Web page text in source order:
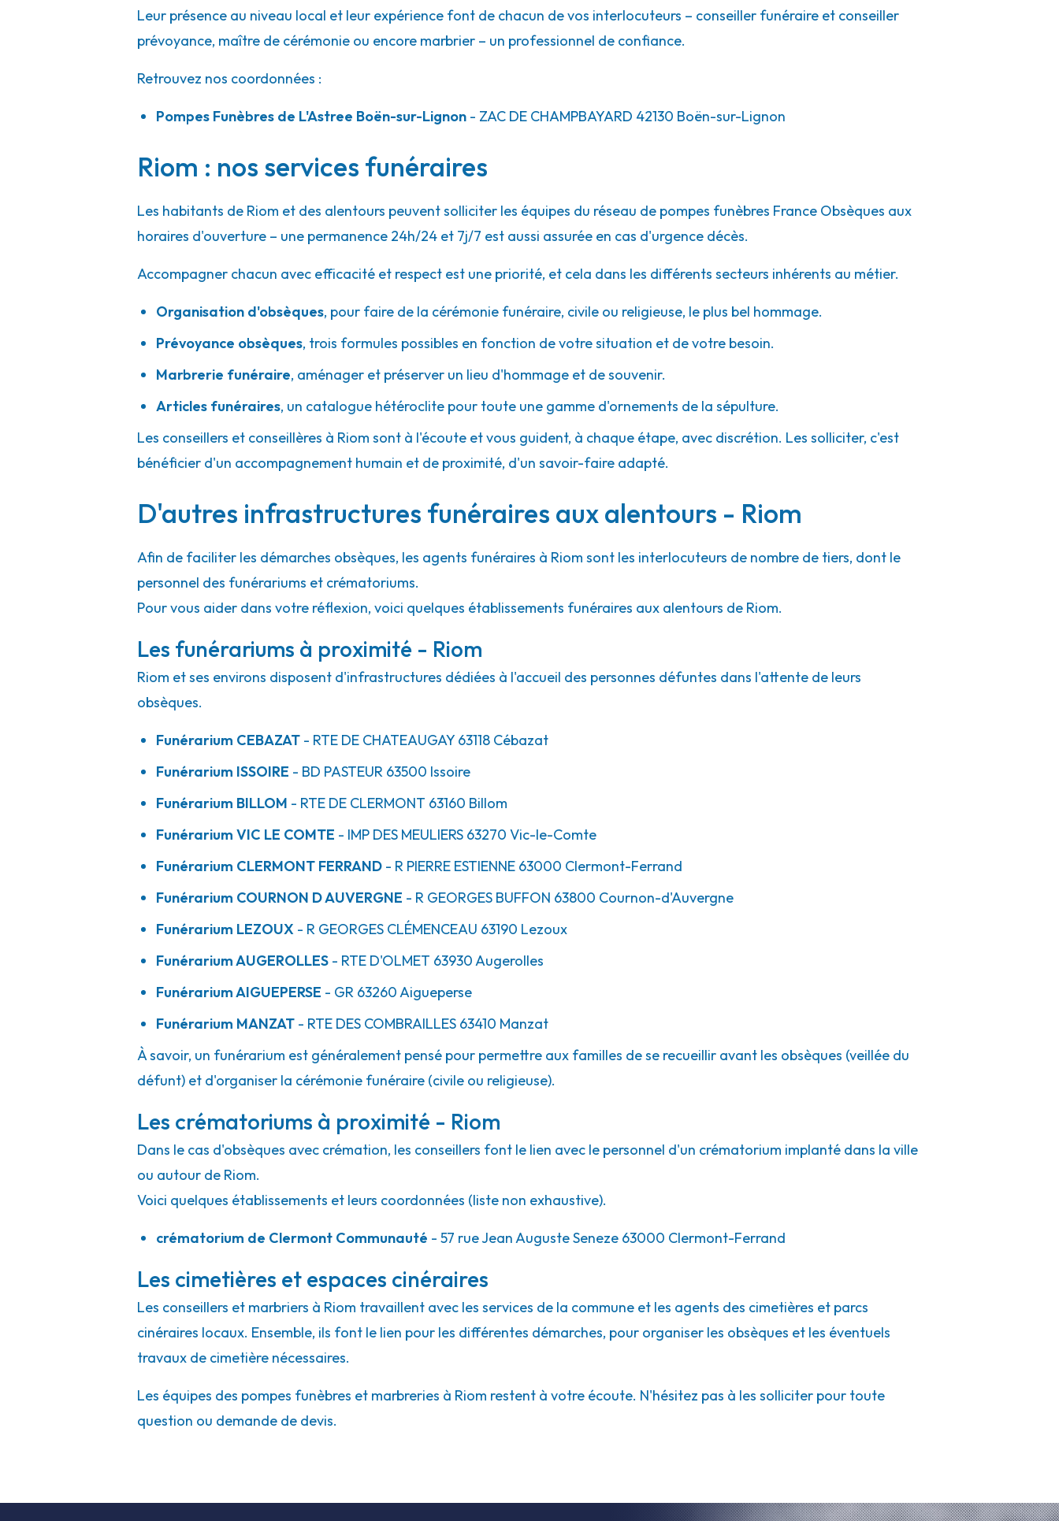
Leur présence au niveau local et leur expérience font de chacun de vos interlocuteurs – conseiller funéraire et conseiller
prévoyance, maître de cérémonie ou encore marbrier – un professionnel de confiance.
Retrouvez nos coordonnées :
Pompes Funèbres de L'Astree Boën-sur-Lignon - ZAC DE CHAMPBAYARD 42130 Boën-sur-Lignon
Riom : nos services funéraires
Les habitants de Riom et des alentours peuvent solliciter les équipes du réseau de pompes funèbres France Obsèques aux
horaires d'ouverture – une permanence 24h/24 et 7j/7 est aussi assurée en cas d'urgence décès.
Accompagner chacun avec efficacité et respect est une priorité, et cela dans les différents secteurs inhérents au métier.
Organisation d'obsèques, pour faire de la cérémonie funéraire, civile ou religieuse, le plus bel hommage.
Prévoyance obsèques, trois formules possibles en fonction de votre situation et de votre besoin.
Marbrerie funéraire, aménager et préserver un lieu d'hommage et de souvenir.
Articles funéraires, un catalogue hétéroclite pour toute une gamme d'ornements de la sépulture.
Les conseillers et conseillères à Riom sont à l'écoute et vous guident, à chaque étape, avec discrétion. Les solliciter, c'est
bénéficier d'un accompagnement humain et de proximité, d'un savoir-faire adapté.
D'autres infrastructures funéraires aux alentours - Riom
Afin de faciliter les démarches obsèques, les agents funéraires à Riom sont les interlocuteurs de nombre de tiers, dont le
personnel des funérariums et crématoriums.
Pour vous aider dans votre réflexion, voici quelques établissements funéraires aux alentours de Riom.
Les funérariums à proximité - Riom
Riom et ses environs disposent d'infrastructures dédiées à l'accueil des personnes défuntes dans l'attente de leurs
obsèques.
Funérarium CEBAZAT - RTE DE CHATEAUGAY 63118 Cébazat
Funérarium ISSOIRE - BD PASTEUR 63500 Issoire
Funérarium BILLOM - RTE DE CLERMONT 63160 Billom
Funérarium VIC LE COMTE - IMP DES MEULIERS 63270 Vic-le-Comte
Funérarium CLERMONT FERRAND - R PIERRE ESTIENNE 63000 Clermont-Ferrand
Funérarium COURNON D AUVERGNE - R GEORGES BUFFON 63800 Cournon-d'Auvergne
Funérarium LEZOUX - R GEORGES CLÉMENCEAU 63190 Lezoux
FunérariumAUGEROLLES - RTE D'OLMET 63930Augerolles
FunérariumAIGUEPERSE - GR 63260Aigueperse
Funérarium MANZAT - RTE DES COMBRAILLES 63410 Manzat
À savoir, un funérarium est généralement pensé pour permettre aux familles de se recueillir avant les obsèques (veillée du
défunt) et d'organiser la cérémonie funéraire (civile ou religieuse).
Les crématoriums à proximité - Riom
Dans le cas d'obsèques avec crémation, les conseillers font le lien avec le personnel d'un crématorium implanté dans la ville
ou autour de Riom.
Voici quelques établissements et leurs coordonnées (liste non exhaustive).
crématorium de Clermont Communauté - 57 rue Jean Auguste Seneze 63000 Clermont-Ferrand
Les cimetières et espaces cinéraires
Les conseillers et marbriers à Riom travaillent avec les services de la commune et les agents des cimetières et parcs
cinéraires locaux. Ensemble, ils font le lien pour les différentes démarches, pour organiser les obsèques et les éventuels
travaux de cimetière nécessaires.
Les équipes des pompes funèbres et marbreries à Riom restent à votre écoute. N'hésitez pas à les solliciter pour toute
question ou demande de devis.